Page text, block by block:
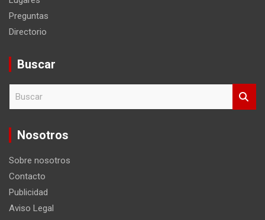
Preguntas
Directorio
Buscar
c
Nosotros
Sobre nosotros
Contacto
Publicidad
Aviso Legal